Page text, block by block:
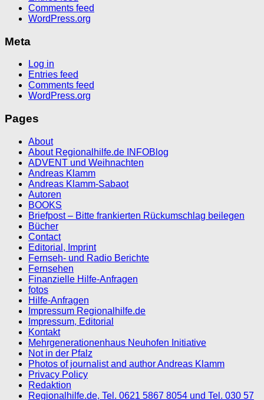
Comments feed
WordPress.org
Meta
Log in
Entries feed
Comments feed
WordPress.org
Pages
About
About Regionalhilfe.de INFOBlog
ADVENT und Weihnachten
Andreas Klamm
Andreas Klamm-Sabaot
Autoren
BOOKS
Briefpost – Bitte frankierten Rückumschlag beilegen
Bücher
Contact
Editorial, Imprint
Fernseh- und Radio Berichte
Fernsehen
Finanzielle Hilfe-Anfragen
fotos
Hilfe-Anfragen
Impressum Regionalhilfe.de
Impressum, Editorial
Kontakt
Mehrgenerationenhaus Neuhofen Initiative
Not in der Pfalz
Photos of journalist and author Andreas Klamm
Privacy Policy
Redaktion
Regionalhilfe.de, Tel. 0621 5867 8054 und Tel. 030 57